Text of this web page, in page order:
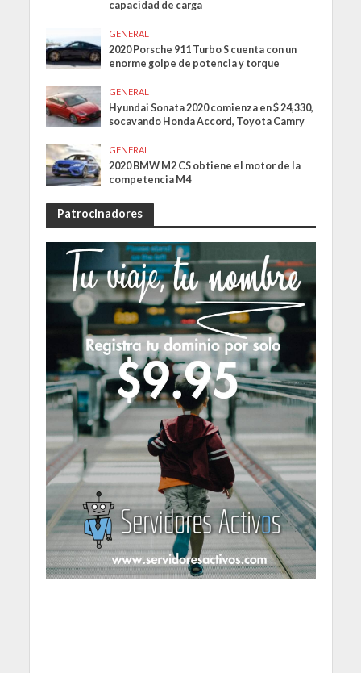
capacidad de carga
GENERAL
2020 Porsche 911 Turbo S cuenta con un
enorme golpe de potencia y torque
GENERAL
Hyundai Sonata 2020 comienza en $ 24,330,
socavando Honda Accord, Toyota Camry
GENERAL
2020 BMW M2 CS obtiene el motor de la
competencia M4
Patrocinadores